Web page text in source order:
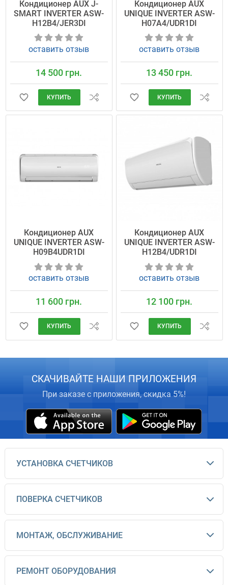
Кондиционер AUX J-
SMART INVERTER ASW-
H12B4/JER3DI
оставить отзыв
14 500 грн.
КУПИТЬ
Кондиционер AUX
UNIQUE INVERTER ASW-
H07A4/UDR1DI
оставить отзыв
13 450 грн.
КУПИТЬ
Кондиционер AUX
UNIQUE INVERTER ASW-
H09B4UDR1DI
оставить отзыв
11 600 грн.
КУПИТЬ
Кондиционер AUX
UNIQUE INVERTER ASW-
H12B4/UDR1DI
оставить отзыв
12 100 грн.
КУПИТЬ
СКАЧИВАЙТЕ НАШИ ПРИЛОЖЕНИЯ
При заказе с приложения, скидка 5%!
УСТАНОВКА СЧЕТЧИКОВ
ПОВЕРКА СЧЕТЧИКОВ
МОНТАЖ, ОБСЛУЖИВАНИЕ
РЕМОНТ ОБОРУДОВАНИЯ